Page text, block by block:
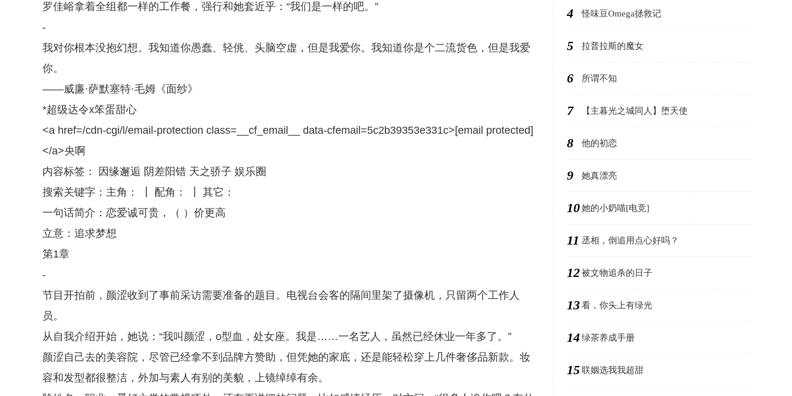
罗佳峪拿着全组都一样的工作餐，强行和她套近乎：“我们是一样的吧。”
-
我对你根本没抱幻想。我知道你愚蠢、轻佻、头脑空虚，但是我爱你。我知道你是个二流货色，但是我爱
你。
——威廉·萨默塞特·毛姆《面纱》
*超级达令x笨蛋甜心
<a href=/cdn-cgi/l/email-protection class=__cf_email__ data-cfemail=5c2b39353e331c>[email protected]
</a>央啊
内容标签： 因缘邂逅 阴差阳错 天之骄子 娱乐圈
搜索关键字：主角： ┃ 配角： ┃ 其它：
一句话简介：恋爱诚可贵，（ ）价更高
立意：追求梦想
第1章
-
节目开拍前，颜涩收到了事前采访需要准备的题目。电视台会客的隔间里架了摄像机，只留两个工作人
员。
从自我介绍开始，她说：“我叫颜涩，o型血，处女座。我是……一名艺人，虽然已经休业一年多了。”
颜涩自己去的美容院，尽管已经拿不到品牌方赞助，但凭她的家底，还是能轻松穿上几件奢侈品新款。妆
容和发型都很整洁，外加与素人有别的美貌，上镜绰绰有余。
4 怪味豆Omega拯救记
5 拉普拉斯的魔女
6 所谓不知
7 【主暮光之城同人】堕天使
8 他的初恋
9 她真漂亮
10她的小奶喵[电竞]
11 丞相，倒追用点心好吗？
12被文物追杀的日子
13看，你头上有绿光
14绿茶养成手册
15联姻选我我超甜